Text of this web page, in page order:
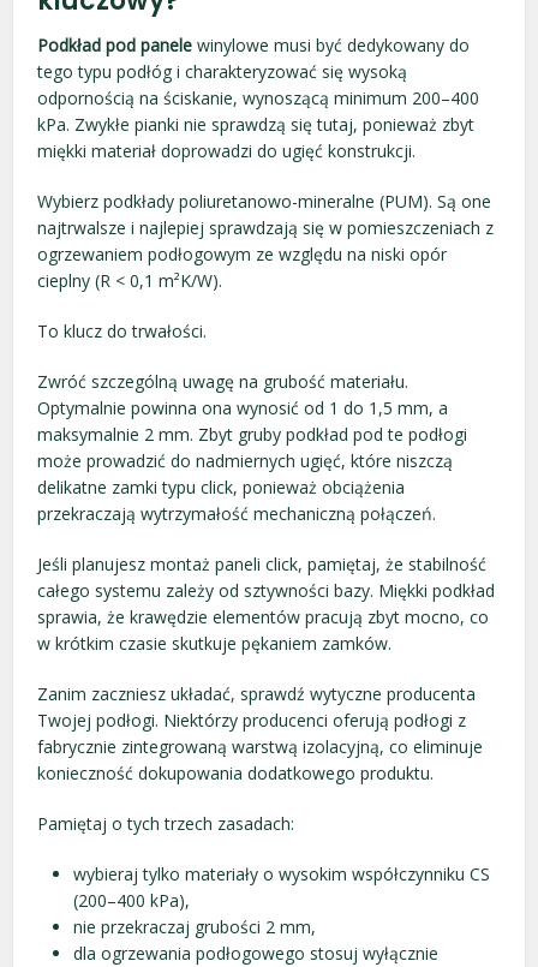
Podkład pod panele winylowe musi być dedykowany do
tego typu podłóg i charakteryzować się wysoką
odpornością na ściskanie, wynoszącą minimum 200–400
kPa. Zwykłe pianki nie sprawdzą się tutaj, ponieważ zbyt
miękki materiał doprowadzi do ugięć konstrukcji.
Wybierz podkłady poliuretanowo-mineralne (PUM). Są one
najtrwalsze i najlepiej sprawdzają się w pomieszczeniach z
ogrzewaniem podłogowym ze względu na niski opór
cieplny (R < 0,1 m²K/W).
To klucz do trwałości.
Zwróć szczególną uwagę na grubość materiału.
Optymalnie powinna ona wynosić od 1 do 1,5 mm, a
maksymalnie 2 mm. Zbyt gruby podkład pod te podłogi
może prowadzić do nadmiernych ugięć, które niszczą
delikatne zamki typu click, ponieważ obciążenia
przekraczają wytrzymałość mechaniczną połączeń.
Jeśli planujesz montaż paneli click, pamiętaj, że stabilność
całego systemu zależy od sztywności bazy. Miękki podkład
sprawia, że krawędzie elementów pracują zbyt mocno, co
w krótkim czasie skutkuje pękaniem zamków.
Zanim zaczniesz układać, sprawdź wytyczne producenta
Twojej podłogi. Niektórzy producenci oferują podłogi z
fabrycznie zintegrowaną warstwą izolacyjną, co eliminuje
konieczność dokupowania dodatkowego produktu.
Pamiętaj o tych trzech zasadach:
wybieraj tylko materiały o wysokim współczynniku CS
(200–400 kPa),
nie przekraczaj grubości 2 mm,
dla ogrzewania podłogowego stosuj wyłącznie